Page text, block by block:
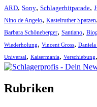
ARD, Sony, Schlagerhitparade,
Nino de Angelo, Kastelruther Spatzen,
Barbara Schöneberger, Santiano,
Wiederholung, Vincent Gross,
Universal, Kaisermania, Verschiebung,
Rubriken